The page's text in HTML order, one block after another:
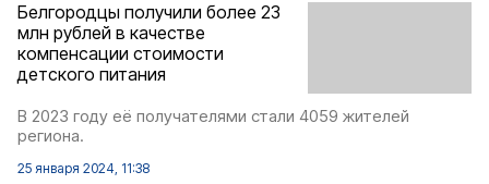
Белгородцы получили более 23
млн рублей в качестве
компенсации стоимости
детского питания
В 2023 году её получателями стали 4059 жителей
региона.
25 января 2024, 11:38